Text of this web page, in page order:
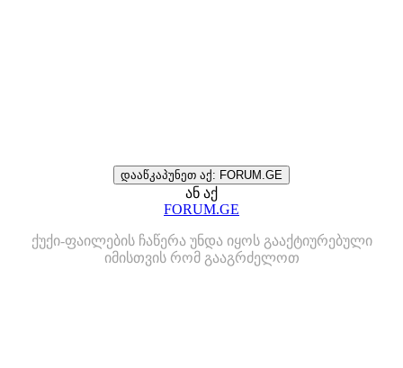
დააწკაპუნეთ აქ: FORUM.GE
ან აქ
FORUM.GE
ქუქი-ფაილების ჩაწერა უნდა იყოს გააქტიურებული
იმისთვის რომ გააგრძელოთ